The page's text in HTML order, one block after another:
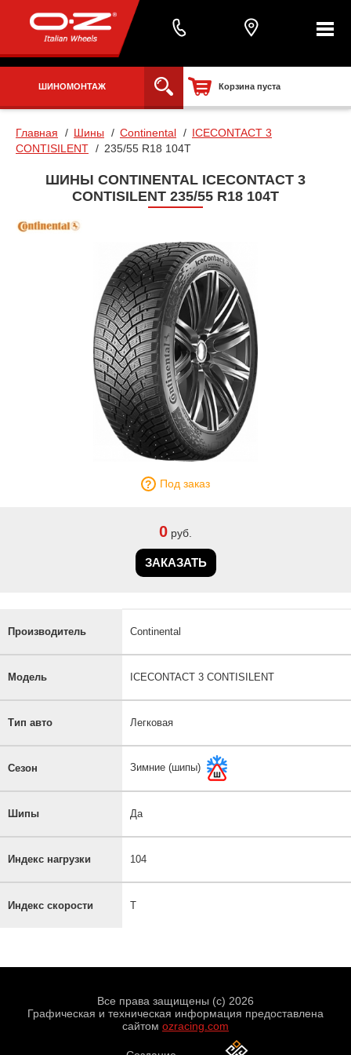
ШИНОМОНТАЖ Корзина пуста
Главная Шины Continental
ICECONTACT 3
CONTISILENT
235/55 R18 104T
ШИНЫ CONTINENTAL ICECONTACT 3
CONTISILENT 235/55 R18 104T
Под заказ
0 руб.
ЗАКАЗАТЬ
Производитель Continental
Модель ICECONTACT 3 CONTISILENT
Тип авто Легковая
Сезон Зимние (шипы)
Шипы Да
Индекс нагрузки 104
Индекс скорости T
Все права защищены (с) 2026
Графическая и техническая информация предоставлена
сайтом ozracing.com